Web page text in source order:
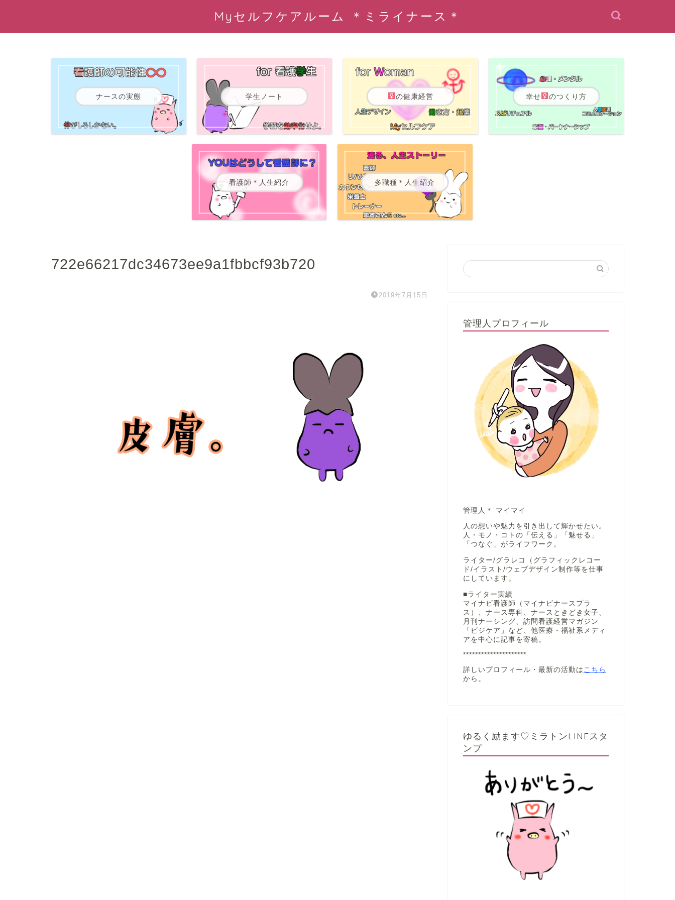
Myセルフケアルーム ＊ミライナース＊
ナースの実態 学生ノート の健康経営 幸せ のつくり方
看護師＊人生紹介 多職種＊人生紹介
722e66217dc34673ee9a1fbbcf93b720
2019年7月15日
管理人プロフィール
管理人＊ マイマイ
人の想いや魅力を引き出して輝かせたい。
人・モノ・コトの「伝える」「魅せる」
「つなぐ」がライフワーク。
ライター/グラレコ（グラフィックレコー
ド/イラスト/ウェブデザイン制作等を仕事
にしています。
■ライター実績
マイナビ看護師（マイナビナースプラ
ス）、ナース専科、ナースときどき女子、
月刊ナーシング、訪問看護経営マガジン
「ビジケア」など、他医療・福祉系メディ
アを中心に記事を寄稿。
*********************
詳しいプロフィール・最新の活動は こちら
から。
ゆるく励ます♡ミラトンLINEスタ
ンプ